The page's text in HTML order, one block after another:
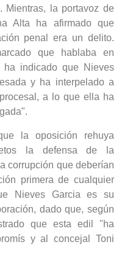
Mientras, la portavoz de
Alta ha afirmado que
penal era un delito.
que hablaba en
indicado que Nieves
y ha interpelado a
a lo que ella ha
la oposición rehuya
la defensa de la
corrupción que deberían
primera de cualquier
Nieves Garcia es su
dado que, según
que esta edil "ha
y al concejal Toni